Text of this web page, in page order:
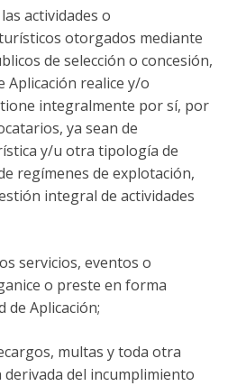
actividades o
otorgados mediante
de selección o concesión,
Aplicación realice y/o
integralmente por sí, por
ya sean de
y/u otra tipología de
regímenes de explotación,
integral de actividades
servicios, eventos o
o preste en forma
de Aplicación;
multas y toda otra
del incumplimiento